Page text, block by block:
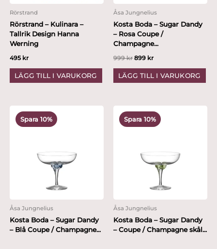
Rörstrand
Rörstrand – Kulinara –
Tallrik Design Hanna
Werning
495 kr
LÄGG TILL I VARUKORG
Åsa Jungnelius
Kosta Boda – Sugar Dandy
– Rosa Coupe /
Champagne...
999kr 899 kr
LÄGG TILL I VARUKORG
Spara 10%
Åsa Jungnelius
Kosta Boda – Sugar Dandy
– Blå Coupe / Champagne...
ursprungliganuvarande
priset
Spara 10%
Åsa Jungnelius
Kosta Boda – Sugar Dandy
– Coupe / Champagne skål...
ursprungliganuvarande
priset